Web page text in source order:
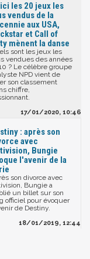
les 20 jeux les
vendus de la
aux USA,
et Call of
mènent la danse
sont les jeux les
vendues des années
? Le célèbre groupe
NPD vient de
son classement
chiffre,
17/01/2020, 10:46
: après son
avec
Bungie
l'avenir de la
son divorce avec
Bungie a
un billet sur son
officiel pour évoquer
de Destiny.
18/01/2019, 12:44